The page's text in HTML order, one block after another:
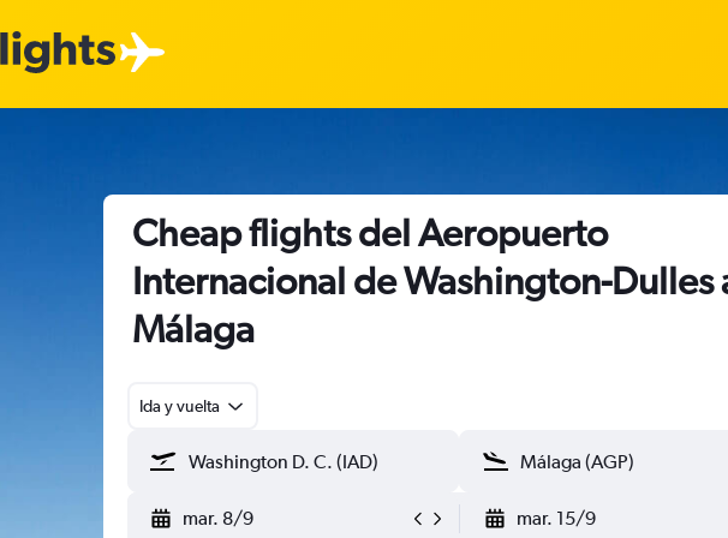
Cheap flights del Aeropuerto
Internacional de Washington-Dulles
Málaga
Ida y vuelta
mar. 8/9 mar. 15/9